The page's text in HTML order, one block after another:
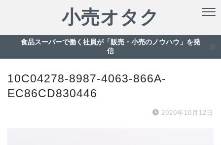
小売オタク
食品スーパーで働く社員が「販売・小売のノウハウ」を発
信
10C04278-8987-4063-866A-
EC86CD830446
2020年10月12日